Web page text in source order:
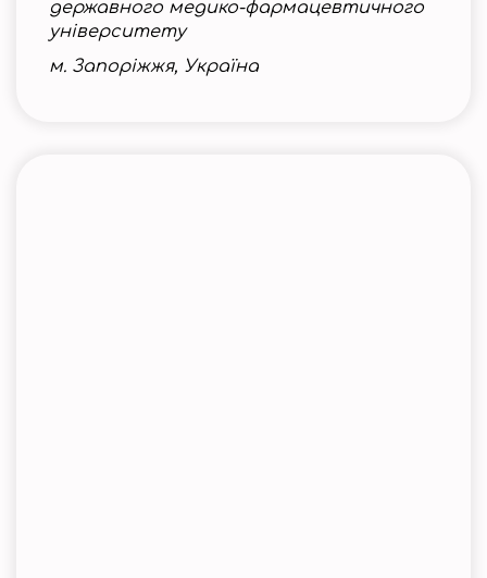
державного медико-фармацевтичного
університету
м. Запоріжжя, Україна